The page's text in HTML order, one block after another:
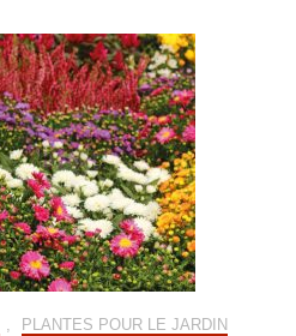
, PLANTES POUR LE JARDIN